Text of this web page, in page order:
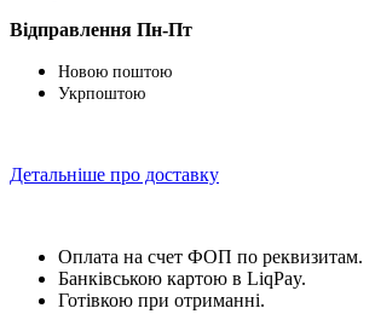
Відправлення Пн-Пт
Новою поштою
Укрпоштою
Детальніше про доставку
Оплата на счет ФОП по реквизитам.
Банківською картою в LiqPay.
Готівкою при отриманні.